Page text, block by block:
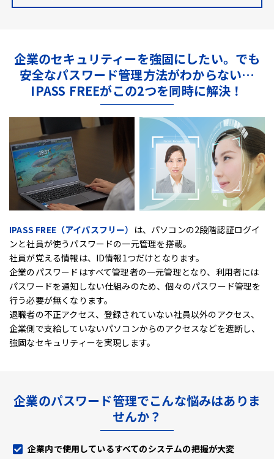
企業のセキュリティーを強固にしたい。 でも
安全なパスワード管理方法がわからない…
IPASS FREEがこの2つを同時に解決！
IPASS FREE（アイパスフリー） は、 パソコンの2段階認証ログイ
ンと社員が使うパスワードの一元管理を搭載。
社員が覚える情報は、ID情報1つだけとなります。
企業のパスワードはすべて管理者の一元管理となり、利用者には
パスワードを通知しない仕組みのため、個々のパスワード管理を
行う必要が無くなります。
退職者の不正アクセス、登録されていない社員以外のアクセス、
企業側で支給していないパソコンからのアクセスなどを遮断し、
強固なセキュリティーを実現します。
企業のパスワード管理でこんな悩みはありま
せんか？
企業内で使用しているすべてのシステムの把握が大変